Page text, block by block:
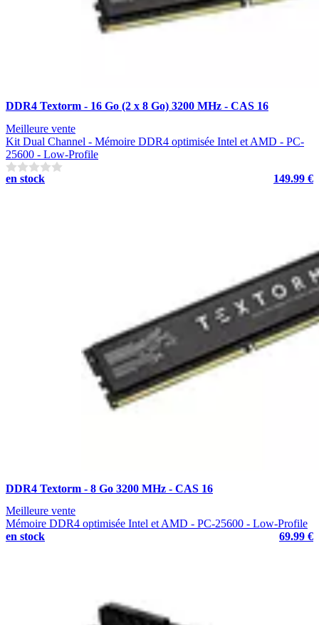
DDR4 Textorm - 16 Go (2 x 8 Go) 3200 MHz - CAS 16
Meilleure vente
Kit Dual Channel - Mémoire DDR4 optimisée Intel et AMD - PC-
25600 - Low-Profile
en stock
149.99 €
DDR4 Textorm - 8 Go 3200 MHz - CAS 16
Meilleure vente
Mémoire DDR4 optimisée Intel et AMD - PC-25600 - Low-Profile
en stock
69.99 €